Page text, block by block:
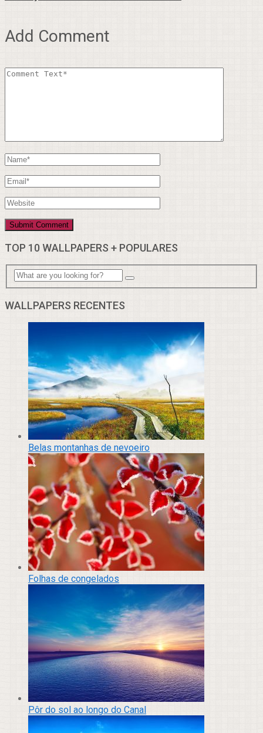
Add Comment
TOP 10 WALLPAPERS + POPULARES
WALLPAPERS RECENTES
Belas montanhas de nevoeiro
Folhas de congelados
Pôr do sol ao longo do Canal